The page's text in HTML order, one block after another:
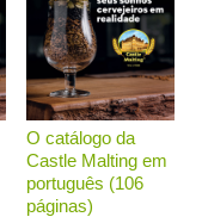
O catálogo da
Castle Malting em
português (106
páginas)